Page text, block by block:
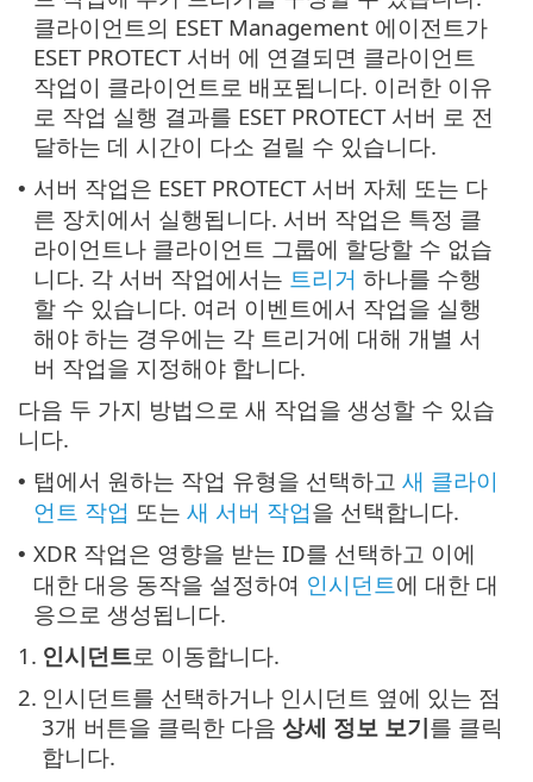
클라이언트의 ESET Management 에이전트가
ESET PROTECT 서버 에 연결되면 클라이언트
작업이 클라이언트로 배포됩니다. 이러한 이유
로 작업 실행 결과를 ESET PROTECT 서버 로 전
달하는 데 시간이 다소 걸릴 수 있습니다.
• 서버 작업은 ESET PROTECT 서버 자체 또는 다
른 장치에서 실행됩니다. 서버 작업은 특정 클
라이언트나 클라이언트 그룹에 할당할 수 없습
니다. 각 서버 작업에서는 트리거 하나를 수행
할 수 있습니다. 여러 이벤트에서 작업을 실행
해야 하는 경우에는 각 트리거에 대해 개별 서
버 작업을 지정해야 합니다.
다음 두 가지 방법으로 새 작업을 생성할 수 있습
니다.
• 탭에서 원하는 작업 유형을 선택하고 새 클라이
언트 작업 또는 새 서버 작업을 선택합니다.
• XDR 작업은 영향을 받는 ID를 선택하고 이에
대한 대응 동작을 설정하여 인시던트에 대한 대
응으로 생성됩니다.
1. 인시던트로 이동합니다.
2. 인시던트를 선택하거나 인시던트 옆에 있는 점
3개 버튼을 클릭한 다음 상세 정보 보기를 클릭
합니다.